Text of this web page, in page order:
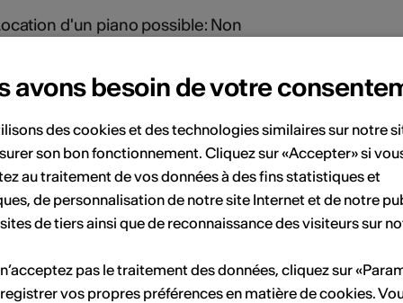
d'un piano possible: Non
sur rendez-vous avec M. Peps au 079 754
événement spécial comme un anniversaire, une
d’entreprise,.... ou selon les dates du
mentionnées sur notre site
http://www.conteslegendes.ch
visiteur à disposition: Non
avons besoin de votre
des cookies et des technologies similaires sur notre
son bon fonctionnement. Cliquez sur «Accepter» si
au traitement de vos données à des fins statistiques et
de personnalisation de notre site Internet et de notre
de tiers ainsi que de reconnaissance des visiteurs sur
pas le traitement des données, cliquez sur
vos propres préférences en matière de cookies.